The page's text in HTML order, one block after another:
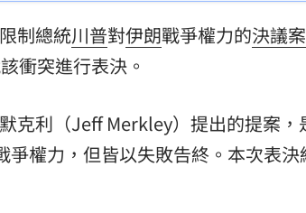
制總統川普對伊朗戰爭權力的決議案
衝突進行表決。
克利（Jeff Merkley）提出的提案，
權力，但皆以失敗告終。本次表決